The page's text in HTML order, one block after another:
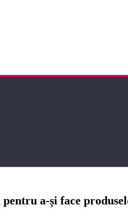
a-și face